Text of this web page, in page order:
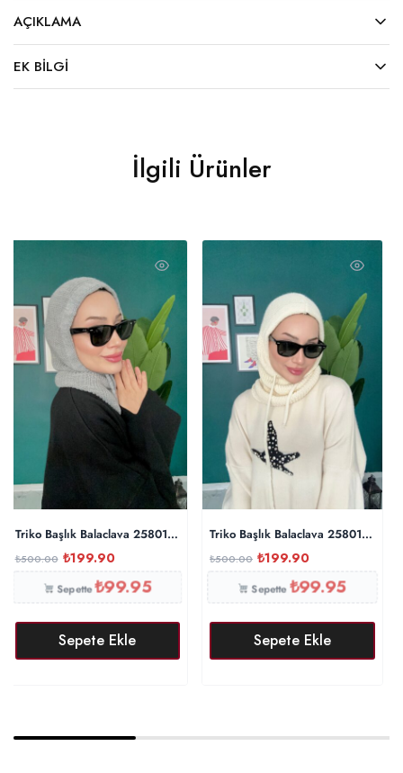
AÇIKLAMA
EK BILGI
İlgili Ürünler
Triko Başlık Balaclava 25801 – Gri
₺500.00 ₺199.90
Sepette₺99.95
Sepete Ekle
Triko Başlık Balaclava 25801 – Taş
₺500.00 ₺199.90
Sepette₺99.95
Sepete Ekle